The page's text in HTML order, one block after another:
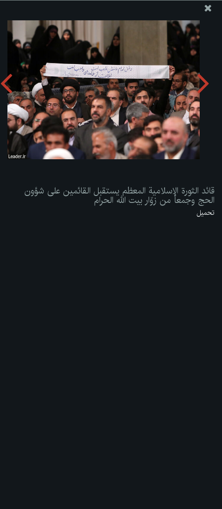
موقع مکتب سماحة القائد آية الله العظمى الخامنئي
قائد الثورة الإسلامية المعظم يستقبل القائمين على شؤون الحج
وجمعاً من زوّار بيت الله الحرام
تحميل الألبوم:zip
قائد الثورة الإسلامية المعظم يستقبل القائمين على شؤون
الحج وجمعاً من زوّار بيت الله الحرام
تحميل